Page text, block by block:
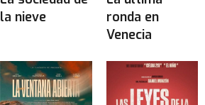
la nieve
ronda en
Venecia